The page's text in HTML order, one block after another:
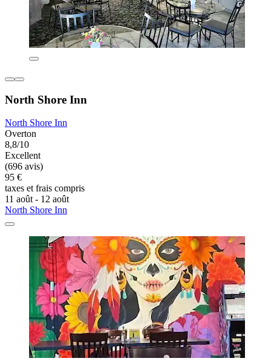
North Shore Inn
North Shore Inn
Overton
8,8/10
Excellent
(696 avis)
95 €
taxes et frais compris
11 août - 12 août
North Shore Inn